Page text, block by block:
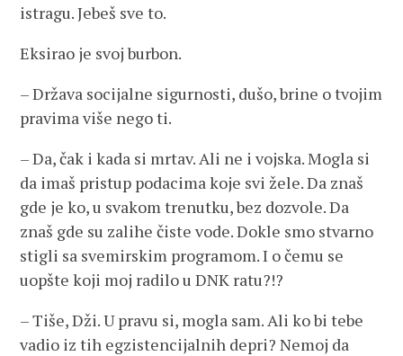
istragu. Jebeš sve to.
Eksirao je svoj burbon.
– Država socijalne sigurnosti, dušo, brine o tvojim
pravima više nego ti.
– Da, čak i kada si mrtav. Ali ne i vojska. Mogla si
da imaš pristup podacima koje svi žele. Da znaš
gde je ko, u svakom trenutku, bez dozvole. Da
znaš gde su zalihe čiste vode. Dokle smo stvarno
stigli sa svemirskim programom. I o čemu se
uopšte koji moj radilo u DNK ratu?!?
– Tiše, Dži. U pravu si, mogla sam. Ali ko bi tebe
vadio iz tih egzistencijalnih depri? Nemoj da